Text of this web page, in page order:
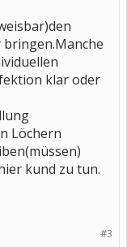
klar oder
Löchern
kund zu tun.
#3